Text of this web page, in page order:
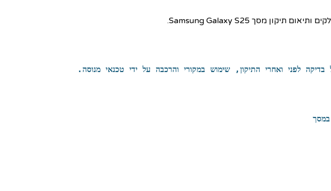
בדיקה לפני ואחרי התיקון, שימוש במקורי והרכבה על ידי טכנאי מנוסה.